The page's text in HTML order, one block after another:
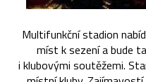
Multifunkční stadion
míst k sezení a bude
i klubovými soutěžemi.